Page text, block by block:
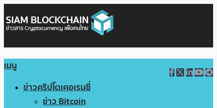
เมนู
ข่าวคริปโตเคอเรนซี่
ข่าว Bitcoin